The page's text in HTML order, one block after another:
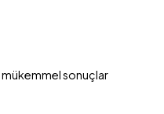
mükemmel sonuçlar